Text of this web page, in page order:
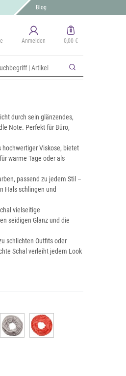
Blog
Anmelden
0
0,00 €
durch sein glänzendes,
Note. Perfekt für Büro,
hochwertiger Viskose, bietet
warme Tage oder als
passend zu jedem Stil –
Hals schlingen und
vielseitige
seidigen Glanz und die
schlichten Outfits oder
Schal verleiht jedem Look